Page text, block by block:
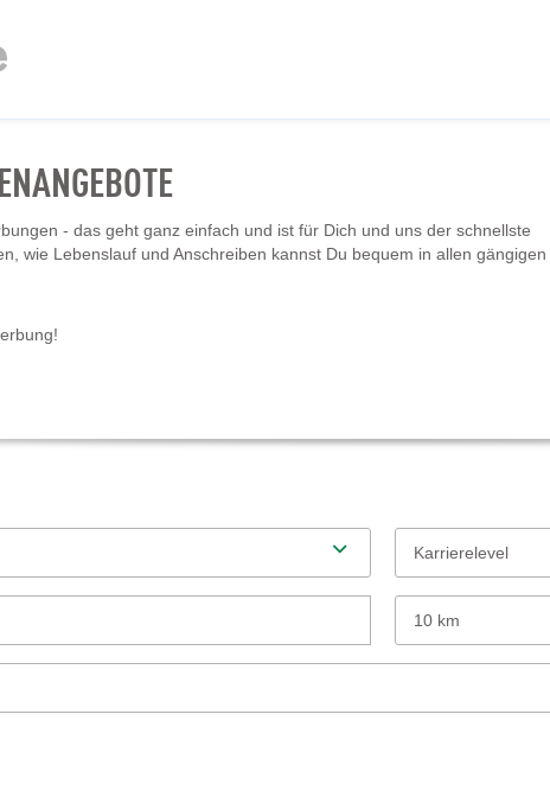
- das geht ganz einfach und ist für Dich und uns der schnellste
wie Lebenslauf und Anschreiben kannst Du bequem in allen gängigen
Karrierelevel
10 km